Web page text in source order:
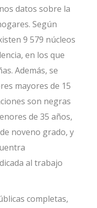
datos sobre la
Según
9 579 núcleos
en los que
Además, se
mayores de 15
son negras
de 35 años,
noveno grado, y
al trabajo
completas,